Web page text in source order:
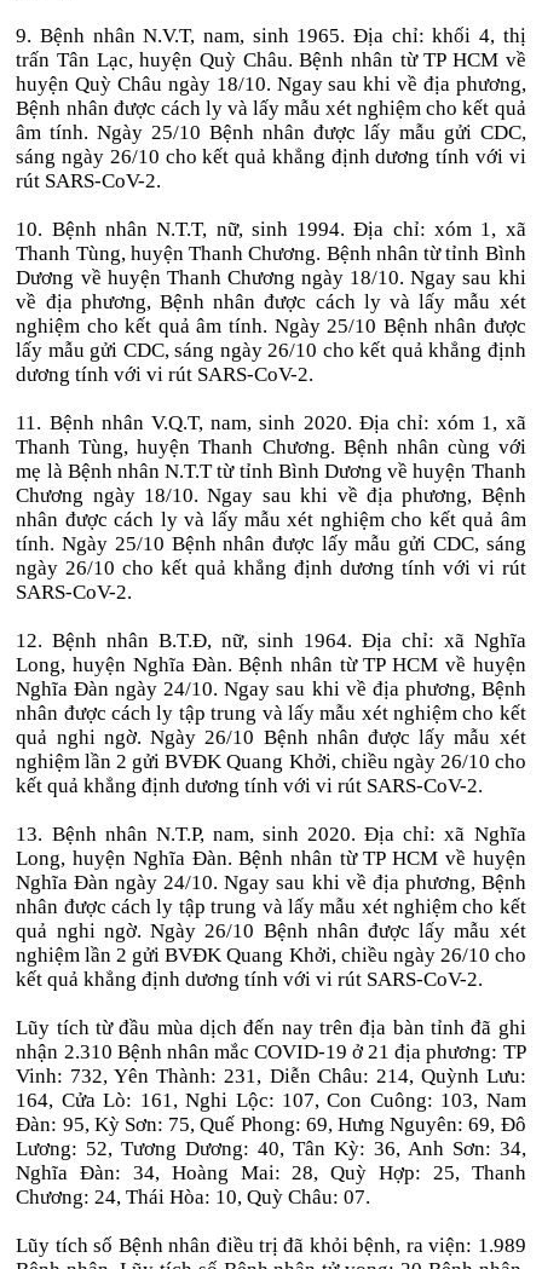
9. Bệnh nhân N.V.T, nam, sinh 1965. Địa chỉ: khối 4, thị
trấn Tân Lạc, huyện Quỳ Châu. Bệnh nhân từ TP HCM về
huyện Quỳ Châu ngày 18/10. Ngay sau khi về địa phương,
Bệnh nhân được cách ly và lấy mẫu xét nghiệm cho kết quả
âm tính. Ngày 25/10 Bệnh nhân được lấy mẫu gửi CDC,
sáng ngày 26/10 cho kết quả khẳng định dương tính với vi
rút SARS-CoV-2.
10. Bệnh nhân N.T.T, nữ, sinh 1994. Địa chỉ: xóm 1, xã
Thanh Tùng, huyện Thanh Chương. Bệnh nhân từ tỉnh Bình
Dương về huyện Thanh Chương ngày 18/10. Ngay sau khi
về địa phương, Bệnh nhân được cách ly và lấy mẫu xét
nghiệm cho kết quả âm tính. Ngày 25/10 Bệnh nhân được
lấy mẫu gửi CDC, sáng ngày 26/10 cho kết quả khẳng định
dương tính với vi rút SARS-CoV-2.
11. Bệnh nhân V.Q.T, nam, sinh 2020. Địa chỉ: xóm 1, xã
Thanh Tùng, huyện Thanh Chương. Bệnh nhân cùng với
mẹ là Bệnh nhân N.T.T từ tỉnh Bình Dương về huyện Thanh
Chương ngày 18/10. Ngay sau khi về địa phương, Bệnh
nhân được cách ly và lấy mẫu xét nghiệm cho kết quả âm
tính. Ngày 25/10 Bệnh nhân được lấy mẫu gửi CDC, sáng
ngày 26/10 cho kết quả khẳng định dương tính với vi rút
SARS-CoV-2.
12. Bệnh nhân B.T.Đ, nữ, sinh 1964. Địa chỉ: xã Nghĩa
Long, huyện Nghĩa Đàn. Bệnh nhân từ TP HCM về huyện
Nghĩa Đàn ngày 24/10. Ngay sau khi về địa phương, Bệnh
nhân được cách ly tập trung và lấy mẫu xét nghiệm cho kết
quả nghi ngờ. Ngày 26/10 Bệnh nhân được lấy mẫu xét
nghiệm lần 2 gửi BVĐK Quang Khởi, chiều ngày 26/10 cho
kết quả khẳng định dương tính với vi rút SARS-CoV-2.
13. Bệnh nhân N.T.P, nam, sinh 2020. Địa chỉ: xã Nghĩa
Long, huyện Nghĩa Đàn. Bệnh nhân từ TP HCM về huyện
Nghĩa Đàn ngày 24/10. Ngay sau khi về địa phương, Bệnh
nhân được cách ly tập trung và lấy mẫu xét nghiệm cho kết
quả nghi ngờ. Ngày 26/10 Bệnh nhân được lấy mẫu xét
nghiệm lần 2 gửi BVĐK Quang Khởi, chiều ngày 26/10 cho
kết quả khẳng định dương tính với vi rút SARS-CoV-2.
Lũy tích từ đầu mùa dịch đến nay trên địa bàn tỉnh đã ghi
nhận 2.310 Bệnh nhân mắc COVID-19 ở 21 địa phương: TP
Vinh: 732, Yên Thành: 231, Diễn Châu: 214, Quỳnh Lưu:
164, Cửa Lò: 161, Nghi Lộc: 107, Con Cuông: 103, Nam
Đàn: 95, Kỳ Sơn: 75, Quế Phong: 69, Hưng Nguyên: 69, Đô
Lương: 52, Tương Dương: 40, Tân Kỳ: 36, Anh Sơn: 34,
Nghĩa Đàn: 34, Hoàng Mai: 28, Quỳ Hợp: 25, Thanh
Chương: 24, Thái Hòa: 10, Quỳ Châu: 07.
Lũy tích số Bệnh nhân điều trị đã khỏi bệnh, ra viện: 1.989